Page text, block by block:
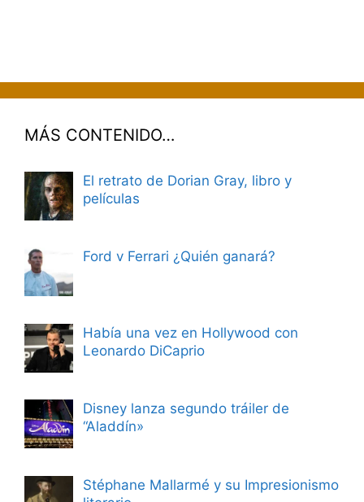
MÁS CONTENIDO…
El retrato de Dorian Gray, libro y
películas
Ford v Ferrari ¿Quién ganará?
Había una vez en Hollywood con
Leonardo DiCaprio
Disney lanza segundo tráiler de
“Aladdín»
Stéphane Mallarmé y su Impresionismo